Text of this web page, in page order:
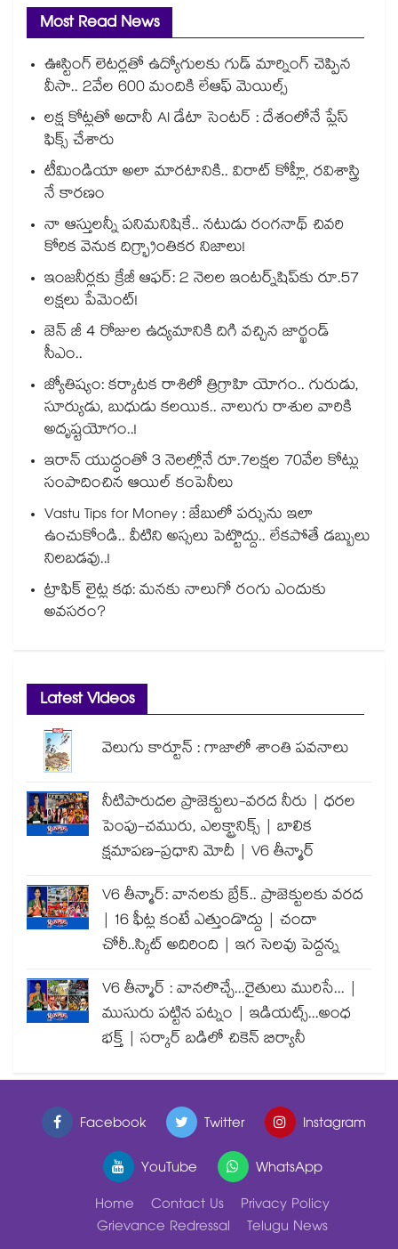
Most Read News
ఊస్టింగ్ లెటర్లతో ఉద్యోగులకు గుడ్ మార్నింగ్ చెప్పిన
వీసా.. 2వేల 600 మందికి లేఆఫ్ మెయిల్స్
లక్ష కోట్లతో అదానీ AI డేటా సెంటర్ : దేశంలోనే ప్లేస్
ఫిక్స్ చేశారు
టీమిండియా అలా మారటానికి.. విరాట్ కోహ్లీ, రవిశాస్త్రి
నే కారణం
నా ఆస్తులన్నీ పనిమనిషికే.. నటుడు రంగనాథ్ చివరి
కోరిక వెనుక దిగ్భ్రాంతికర నిజాలు!
ఇంజనీర్లకు క్రేజీ ఆఫర్: 2 నెలల ఇంటర్న్‌షిప్‌కు రూ.57
లక్షలు పేమెంట్!
జెన్ జీ 4 రోజుల ఉద్యమానికి దిగి వచ్చిన జార్ఖండ్
సీఎం..
జ్యోతిష్యం: కర్కాటక రాశిలో త్రిగ్రాహి యోగం.. గురుడు,
సూర్యుడు, బుధుడు కలయిక.. నాలుగు రాశుల వారికి
అదృష్టయోగం..!
ఇరాన్ యుద్ధంతో 3 నెలల్లోనే రూ.7లక్షల 70వేల కోట్లు
సంపాదించిన ఆయిల్ కంపెనీలు
Vastu Tips for Money : జేబులో పర్సును ఇలా
ఉంచుకోండి.. వీటిని అస్సలు పెట్టొద్దు.. లేకపోతే డబ్బులు
నిలబడవు..!
ట్రాఫిక్ లైట్ల కథ: మనకు నాలుగో రంగు ఎందుకు
అవసరం?
Latest Videos
వెలుగు కార్టూన్ : గాజాలో శాంతి పవనాలు
నీటిపారుదల ప్రాజెక్టులు-వరద నీరు | ధరల
పెంపు-చమురు, ఎలక్ట్రానిక్స్ | బాలిక
క్షమాపణ-ప్రధాని మోదీ | V6 తీన్మార్
V6 తీన్మార్: వానలకు బ్రేక్.. ప్రాజెక్టులకు వరద
| 16 ఫీట్ల కంటే ఎత్తుండొద్దు | చందా
చోరీ..స్కిట్ అదిరింది | ఇగ సెలవు పెద్దన్న
V6 తీన్మార్ : వానలొచ్చే...రైతులు మురిసే... |
ముసురు పట్టిన పట్నం | ఇడియట్స్...అంధ
భక్త్ | సర్కార్ బడిలో చికెన్ బిర్యానీ
Facebook Twitter
Instagram
YouTube
WhatsApp
Home
Contact Us
Privacy Policy
Grievance Redressal
Telugu News